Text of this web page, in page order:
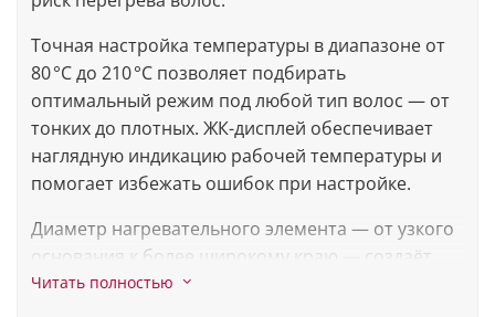
Точная настройка температуры в диапазоне от
80 °C до 210 °C позволяет подбирать
оптимальный режим под любой тип волос — от
тонких до плотных. ЖК-дисплей обеспечивает
наглядную индикацию рабочей температуры и
помогает избежать ошибок при настройке.
Диаметр нагревательного элемента — от узкого
основания к более широкому краю — создаёт
мягкие, естественные завитки без изломов.
Читать полностью